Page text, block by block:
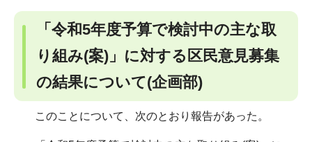
「令和5年度予算で検討中の主な取
り組み(案)」に対する区民意見募集
の結果について(企画部)
このことについて、次のとおり報告があった。